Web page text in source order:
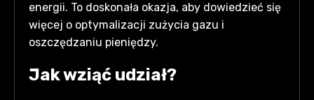
energii. To doskonała okazja, aby dowiedzieć się
więcej o optymalizacji zużycia gazu i
oszczędzaniu pieniędzy.
Jak wziąć udział?